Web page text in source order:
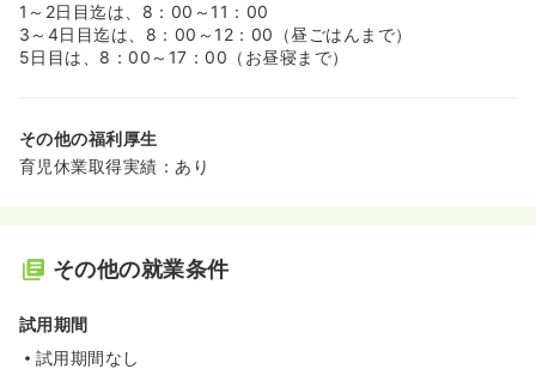
1～2日目迄は、8：00～11：00
3～4日目迄は、8：00～12：00（昼ごはんまで）
5日目は、8：00～17：00（お昼寝まで）
その他の福利厚生
育児休業取得実績：あり
その他の就業条件
試用期間
試用期間なし